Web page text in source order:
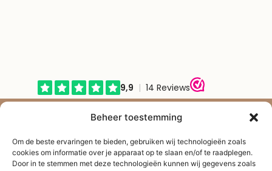
Beheer toestemming
Om de beste ervaringen te bieden, gebruiken wij technologieën zoals
cookies om informatie over je apparaat op te slaan en/of te raadplegen.
Door in te stemmen met deze technologieën kunnen wij gegevens zoals
© Shape2you All Rights Reserved.